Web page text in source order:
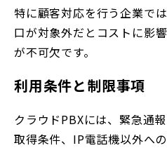
特に顧客対応を行う企業で
口が対象外だとコストに影
が不可欠です。
利用条件と制限事項
クラウドPBXには、緊急通
取得条件、IP電話機以外へ